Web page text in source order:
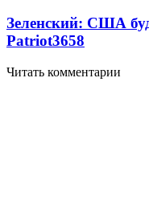
Зеленский: США
Patriot3658
Читать комментарии